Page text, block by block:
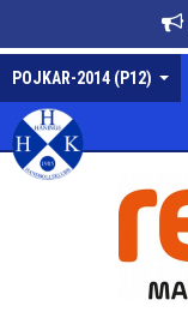
POJKAR-2014 (P12)
POJKAR-2014